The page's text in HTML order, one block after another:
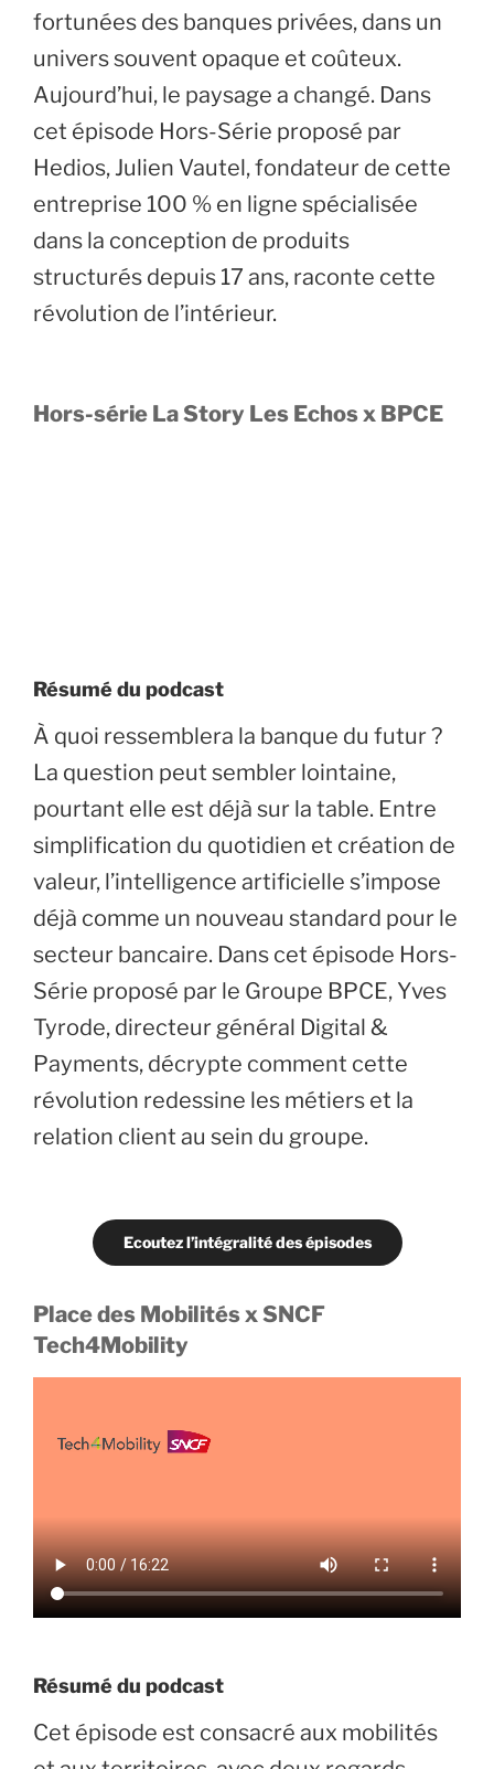
fortunées des banques privées, dans un
univers souvent opaque et coûteux.
Aujourd’hui, le paysage a changé. Dans
cet épisode Hors-Série proposé par
Hedios, Julien Vautel, fondateur de cette
entreprise 100 % en ligne spécialisée
dans la conception de produits
structurés depuis 17 ans, raconte cette
révolution de l’intérieur.
Hors-série La Story Les Echos x BPCE
Résumé du podcast
À quoi ressemblera la banque du futur ?
La question peut sembler lointaine,
pourtant elle est déjà sur la table. Entre
simplification du quotidien et création de
valeur, l’intelligence artificielle s’impose
déjà comme un nouveau standard pour le
secteur bancaire. Dans cet épisode Hors-
Série proposé par le Groupe BPCE, Yves
Tyrode, directeur général Digital &
Payments, décrypte comment cette
révolution redessine les métiers et la
relation client au sein du groupe.
Ecoutez l’intégralité des épisodes
Place des Mobilités x SNCF
Tech4Mobility
Résumé du podcast
Cet épisode est consacré aux mobilités